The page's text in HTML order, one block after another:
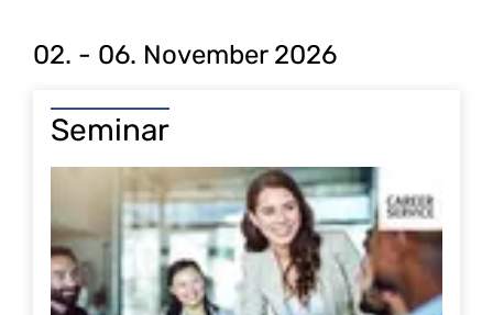
02. - 06. November 2026
Seminar